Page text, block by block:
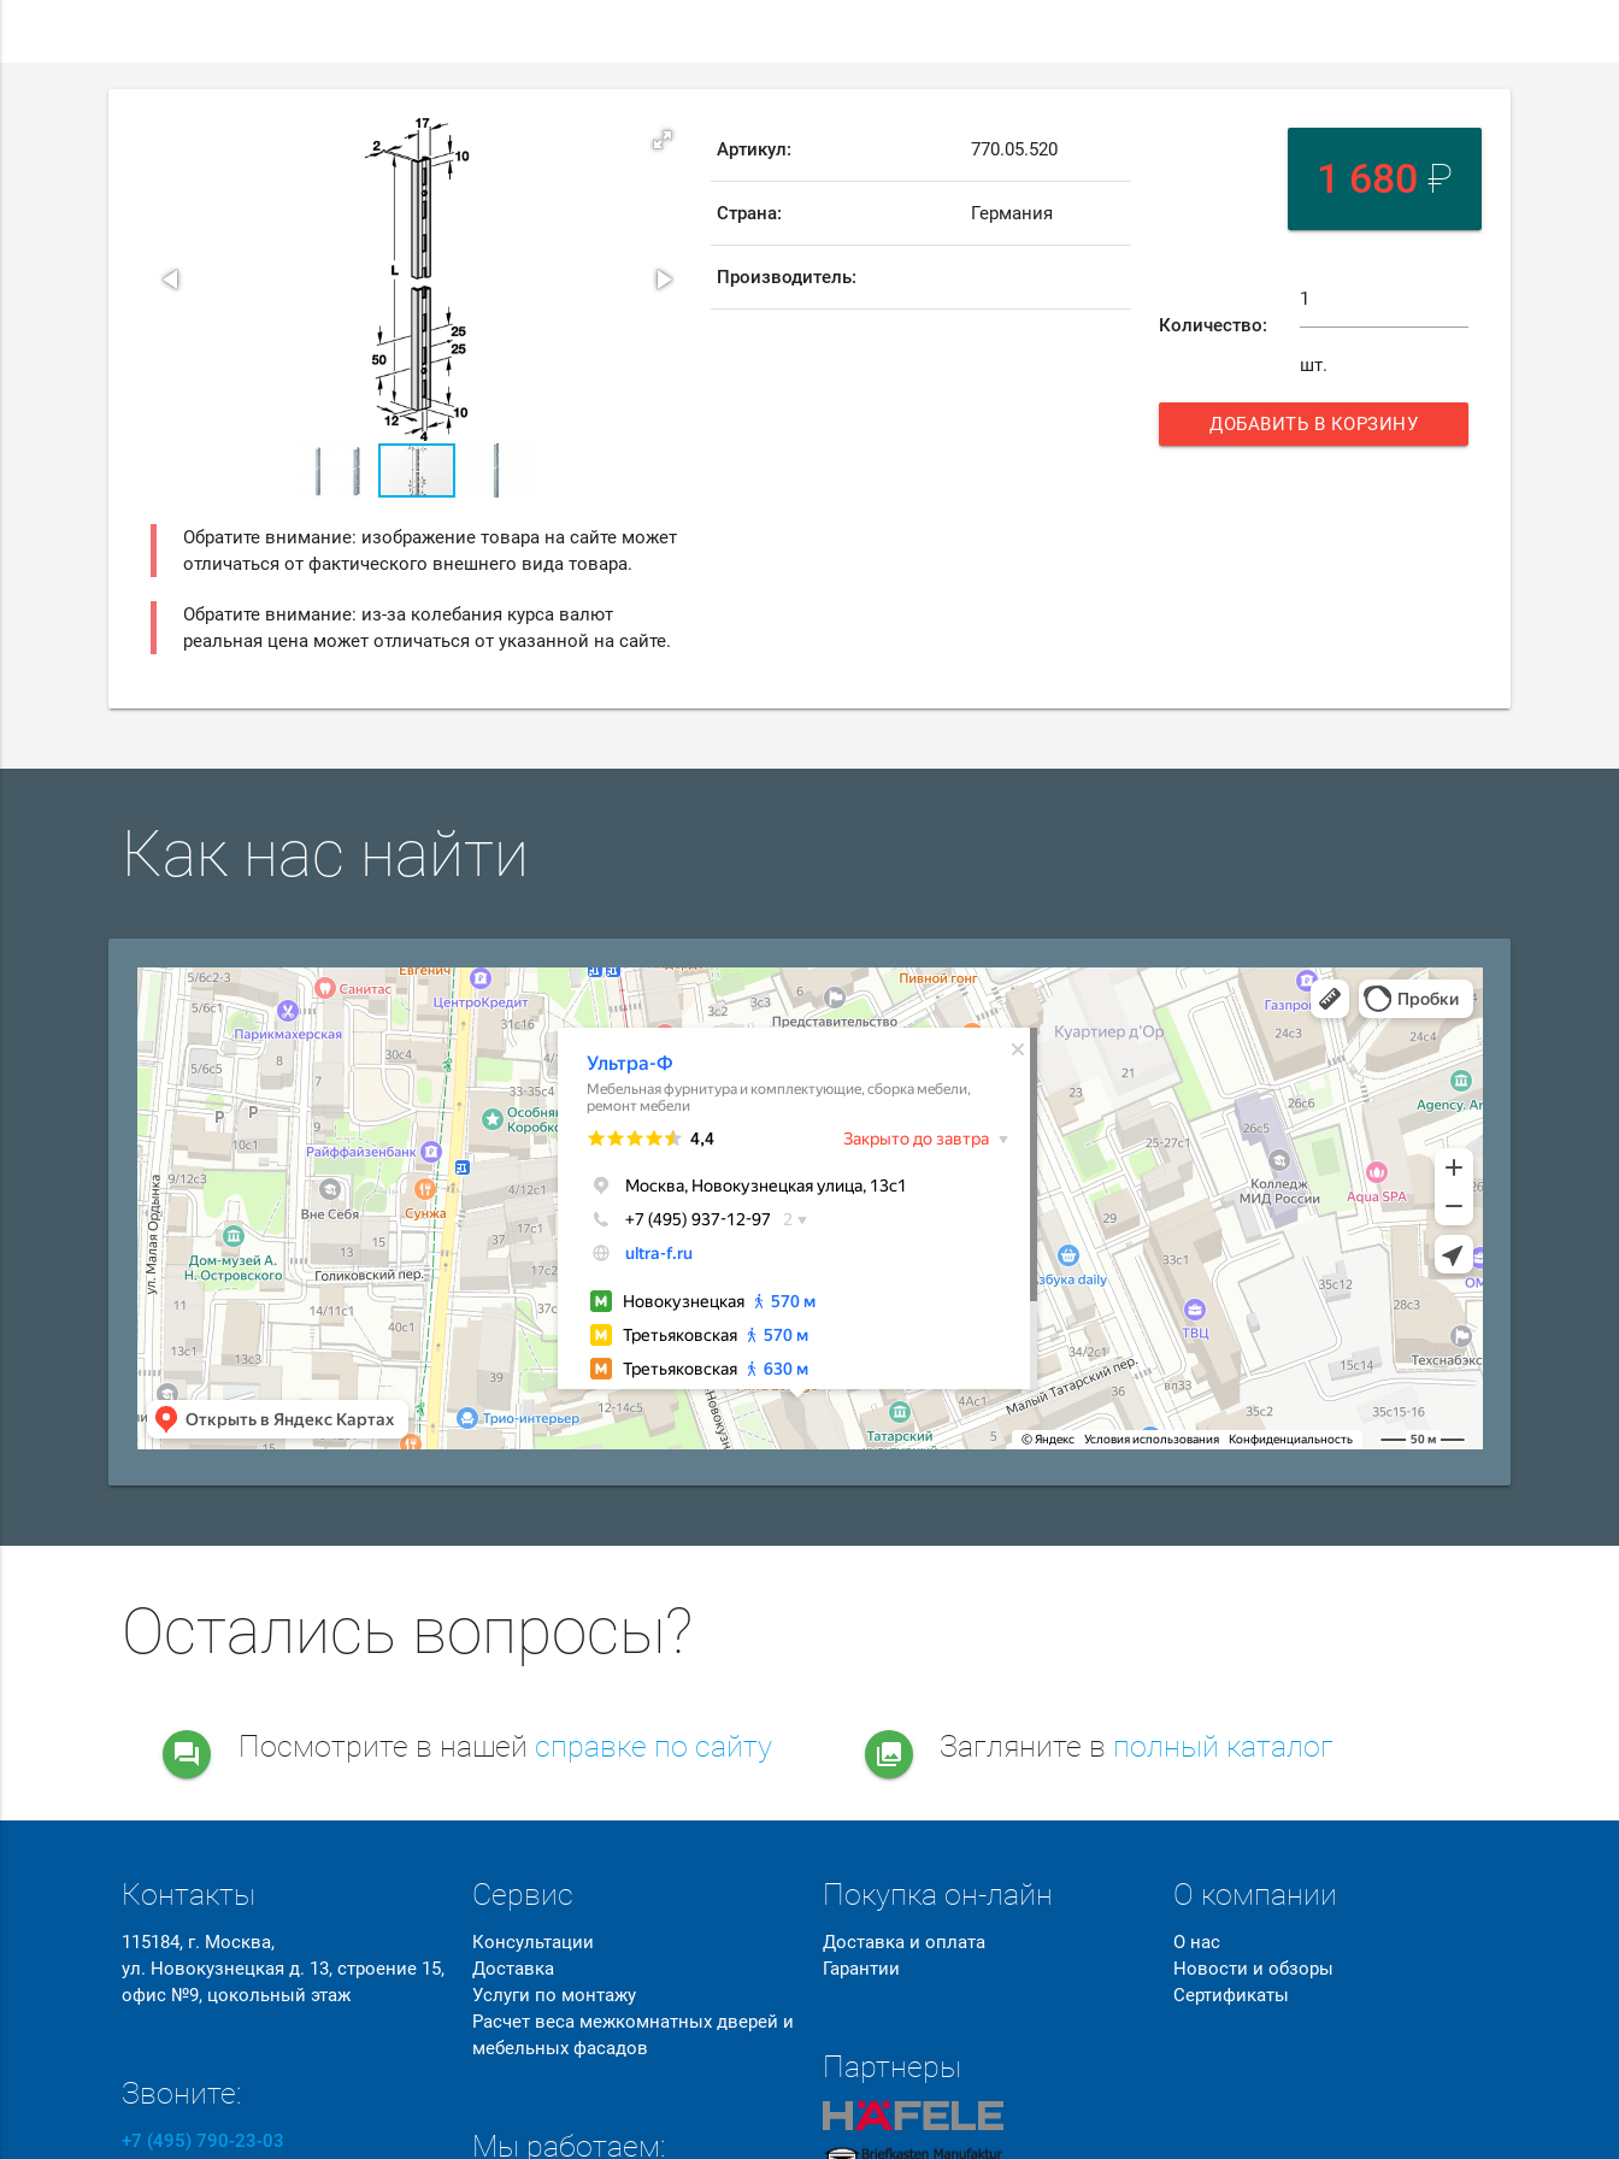
Обратите внимание: изображение товара на сайте может
отличаться от фактического внешнего вида товара.
Обратите внимание: из-за колебания курса валют
реальная цена может отличаться от указанной на сайте.
Артикул: 770.05.520
Страна: Германия
Производитель:
1 680 ₽
Количество:
шт.
ДОБАВИТЬ В КОРЗИНУ
Как нас найти
Остались вопросы?
question_answer Посмотрите в нашей справке по сайту collections Загляните в полный каталог
Контакты
115184, г. Москва,
ул. Новокузнецкая д. 13, строение 15,
офис №9, цокольный этаж
Звоните:
+7 (495) 790-23-03
Сервис
Консультации
Доставка
Услуги по монтажу
Расчет веса межкомнатных дверей и
мебельных фасадов
Мы работаем:
Покупка он-лайн
Доставка и оплата
Гарантии
Партнеры
О компании
О нас
Новости и обзоры
Сертификаты